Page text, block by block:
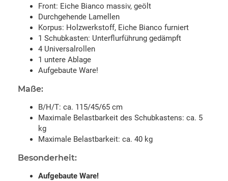
Front: Eiche Bianco massiv, geölt
Durchgehende Lamellen
Korpus: Holzwerkstoff, Eiche Bianco furniert
1 Schubkasten: Unterflurführung gedämpft
4 Universalrollen
1 untere Ablage
Aufgebaute Ware!
Maße:
B/H/T: ca. 115/45/65 cm
Maximale Belastbarkeit des Schubkastens: ca. 5
kg
Maximale Belastbarkeit: ca. 40 kg
Besonderheit:
Aufgebaute Ware!